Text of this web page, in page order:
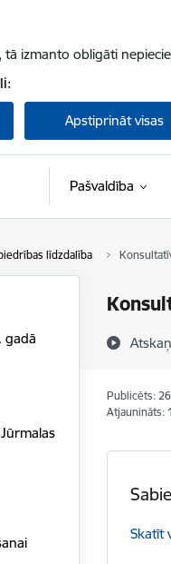
izmanto obligāti
Apstiprināt visas
Pašvaldība
līdzdalība
gadā
Publicēts:
Atjaunināts:
Skatīt